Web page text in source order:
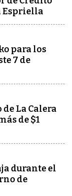
Espriella
para los
7 de
La Calera
de $1
durante el
de